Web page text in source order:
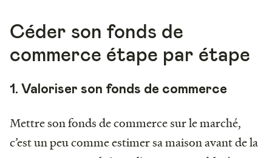
Céder son fonds de
commerce étape par étape
1. Valoriser son fonds de commerce
Mettre son fonds de commerce sur le marché,
c’est un peu comme estimer sa maison avant de la